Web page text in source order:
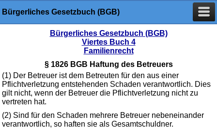
Bürgerliches Gesetzbuch (BGB)
Bürgerliches Gesetzbuch (BGB)
Viertes Buch 4
Familienrecht
§ 1826 BGB Haftung des Betreuers
(1) Der Betreuer ist dem Betreuten für den aus einer
Pflichtverletzung entstehenden Schaden verantwortlich. Dies
gilt nicht, wenn der Betreuer die Pflichtverletzung nicht zu
vertreten hat.
(2) Sind für den Schaden mehrere Betreuer nebeneinander
verantwortlich, so haften sie als Gesamtschuldner.